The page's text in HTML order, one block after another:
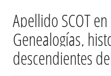
Apellido SCOT
Genealogías,
descendientes